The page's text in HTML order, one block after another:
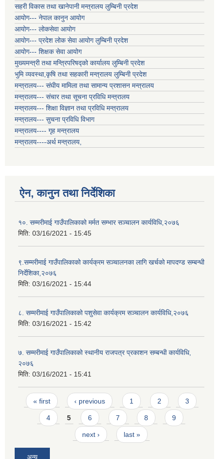
सहरी विकास तथा खानेपानी मन्त्रालय लुम्बिनी प्रदेश
आयोग--- नेपाल कानुन आयोग
आयोग--- लोकसेवा आयोग
आयोग--- प्रदेश लोक सेवा आयोग लुम्बिनी प्रदेश
आयोग--- शिक्षक सेवा आयोग
मुख्यमन्त्री तथा मन्त्रिपरिषद्को कार्यालय लुम्बिनी प्रदेश
भुमि व्यवस्था,कृषि तथा सहकारी मन्त्रालय लुम्बिनी प्रदेश
मन्त्रालय--- संघीय मामिला तथा सामान्य प्रशासन मन्त्रालय
मन्त्रालय--- संचार तथा सूचना प्रविधि मन्त्रालय
मन्त्रालय--- शिक्षा विज्ञान तथा प्रविधि मन्त्रालय
मन्त्रालय--- सुचना प्रविधि विभाग
मन्त्रालय---- गृह मन्त्रालय
मन्त्रालय----अर्थ मन्त्रालय,
ऐन, कानुन तथा निर्देशिका
१०. सम्मरीमाई गाउँपालिकाको मर्मत सम्भार सञ्चालन कार्यविधि,२०७६
मिति: 03/16/2021 - 15:45
९.सम्मरीमाई गाउँपालिकाको कार्यक्रम सञ्चालनका लागि खर्चको मापदण्ड सम्बन्धी
निर्देशिका,२०७६
मिति: 03/16/2021 - 15:44
८. सम्मरीमाई गाउँपालिकाको पशुसेवा कार्यक्रम सञ्चालन कार्यविधि,२०७६
मिति: 03/16/2021 - 15:42
७. सम्मरीमाई गाउँपालिकाको स्थानीय राजपत्र प्रकाशन सम्बन्धी कार्यविधि,
२०७६
मिति: 03/16/2021 - 15:41
Pages
« first ‹ previous 1 2 3
4 5 6 7 8 9
next › last »
अन्य